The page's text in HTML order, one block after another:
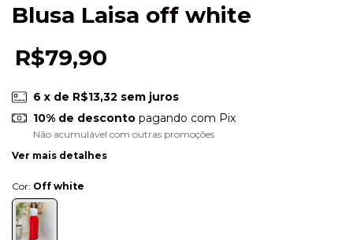
Blusa Laisa off white
R$79,90
6 x de R$13,32 sem juros
10% de descontopagando com Pix
Não acumulável com outras promoções
Ver mais detalhes
Cor: Off white